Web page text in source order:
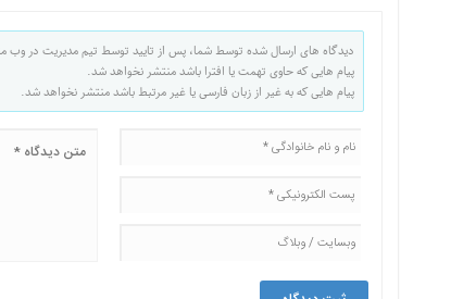
دیدگاه های ارسال شده توسط شما، پس از تایید توسط تیم مدیریت در وب
پیام هایی که حاوی تهمت یا افترا باشد منتشر نخواهد شد.
پیام هایی که به غیر از زبان فارسی یا غیر مرتبط باشد منتشر نخواهد شد.